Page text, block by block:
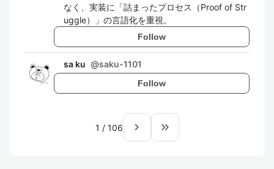
なく、実装に「詰まったプロセス（Proof of Str
uggle）」の言語化を重視。
Follow
sa ku @saku-1101
Follow
1 / 106 navigate_next keyboard_double_arrow_right